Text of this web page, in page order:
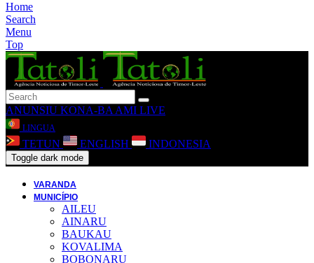
Home
Search
Menu
Top
ANUNSIU KONA-BA AMI LIVE
LINGUA
TETUN ENGLISH INDONESIA
Toggle dark mode
VARANDA
MUNICÍPIO
AILEU
AINARU
BAUKAU
KOVALIMA
BOBONARU